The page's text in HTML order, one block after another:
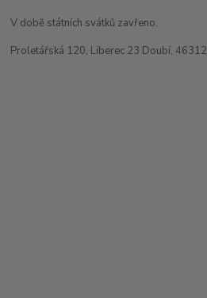
V době státních svátků zavřeno.
Proletářská 120, Liberec 23 Doubí, 46312